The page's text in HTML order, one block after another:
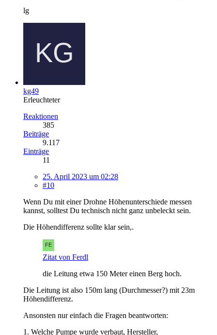
lg
kg49
Erleuchteter
Reaktionen
385
Beiträge
9.117
Einträge
11
25. April 2023 um 02:28
#10
Wenn Du mit einer Drohne Höhenunterschiede messen
kannst, solltest Du technisch nicht ganz unbeleckt sein.
Die Höhendifferenz sollte klar sein,.
Zitat von Ferdl
die Leitung etwa 150 Meter einen Berg hoch.
Die Leitung ist also 150m lang (Durchmesser?) mit 23m
Höhendifferenz.
Ansonsten nur einfach die Fragen beantworten:
1. Welche Pumpe wurde verbaut, Hersteller,